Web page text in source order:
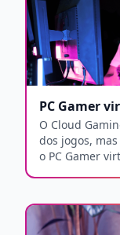
PC Gamer
O Cloud
dos jogos,
o PC Gamer